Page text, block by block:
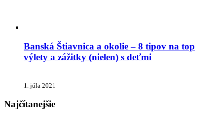
Banská Štiavnica a okolie – 8 tipov na top
výlety a zážitky (nielen) s deťmi
1. júla 2021
Najčítanejšie